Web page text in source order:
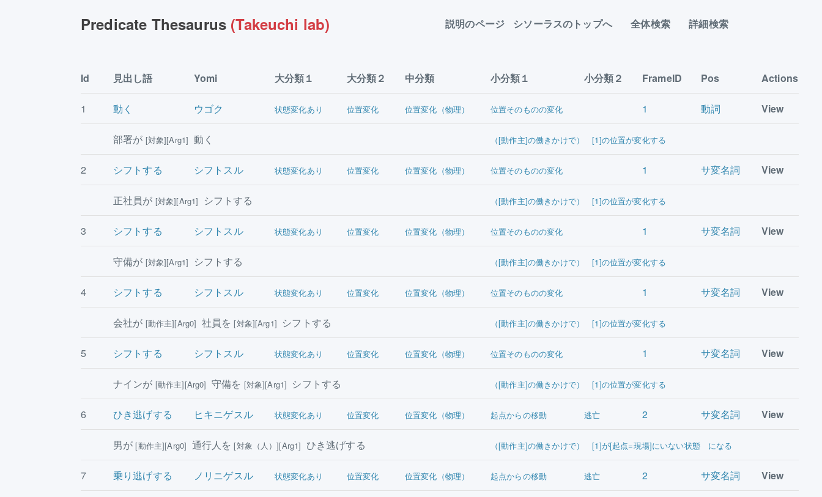
Predicate Thesaurus (Takeuchi lab) 説明のページ シソーラスのトップへ 全体検索 詳細検索
Id 見出し語 Yomi 大分類１ 大分類２ 中分類 小分類１ 小分類２ FrameID Pos Actions
1 動く ウゴク 状態変化あり 位置変化 位置変化（物理） 位置そのものの変化 1 動詞 View
部署が [対象][Arg1] 動く （[動作主]の働きかけで） [1]の位置が変化する
2 シフトする シフトスル 状態変化あり 位置変化 位置変化（物理） 位置そのものの変化 1 サ変名詞 View
正社員が [対象][Arg1] シフトする （[動作主]の働きかけで） [1]の位置が変化する
3 シフトする シフトスル 状態変化あり 位置変化 位置変化（物理） 位置そのものの変化 1 サ変名詞 View
守備が [対象][Arg1] シフトする （[動作主]の働きかけで） [1]の位置が変化する
4 シフトする シフトスル 状態変化あり 位置変化 位置変化（物理） 位置そのものの変化 1 サ変名詞 View
会社が [動作主][Arg0] 社員を[対象][Arg1] シフトする （[動作主]の働きかけで） [1]の位置が変化する
5 シフトする シフトスル 状態変化あり 位置変化 位置変化（物理） 位置そのものの変化 1 サ変名詞 View
ナインが [動作主][Arg0] 守備を [対象][Arg1] シフトする （[動作主]の働きかけで） [1]の位置が変化する
6 ひき逃げする ヒキニゲスル 状態変化あり 位置変化 位置変化（物理） 起点からの移動 逃亡 2 サ変名詞 View
男が[動作主][Arg0] 通行人を[対象（人）][Arg1] ひき逃げする （[動作主]の働きかけで） [1]が[起点=現場]にいない状態 になる
7 乗り逃げする ノリニゲスル 状態変化あり 位置変化 位置変化（物理） 起点からの移動 逃亡 2 サ変名詞 View